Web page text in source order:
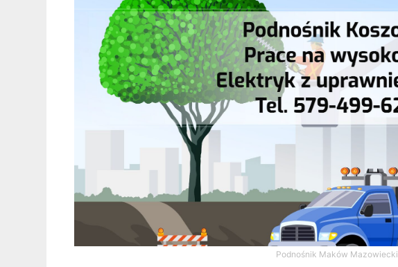
Podnośnik Maków Mazowiecki